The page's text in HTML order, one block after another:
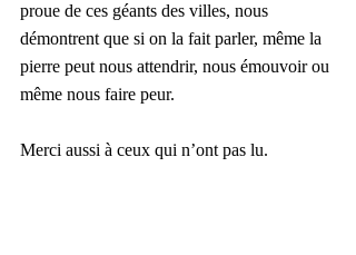
proue de ces géants des villes, nous
démontrent que si on la fait parler, même la
pierre peut nous attendrir, nous émouvoir ou
même nous faire peur.
Merci aussi à ceux qui n’ont pas lu.